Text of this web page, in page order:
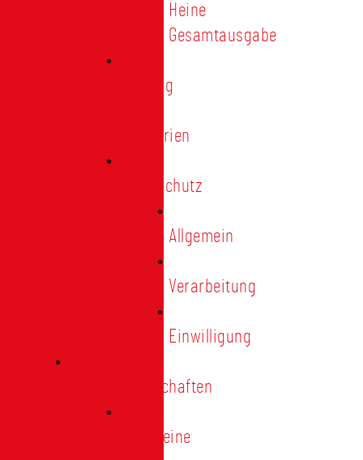
Heine
Gesamtausgabe
Satzung
Regularien
Datenschutz
Allgemein
Verarbeitung
Einwilligung
Tischgemeinschaften
Allgemeine